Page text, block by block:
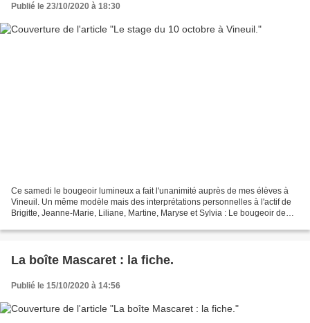
Publié le 23/10/2020 à 18:30
Ce samedi le bougeoir lumineux a fait l'unanimité auprès de mes élèves à
Vineuil. Un même modèle mais des interprétations personnelles à l'actif de
Brigitte, Jeanne-Marie, Liliane, Martine, Maryse et Sylvia : Le bougeoir de
La boîte Mascaret : la fiche.
Publié le 15/10/2020 à 14:56